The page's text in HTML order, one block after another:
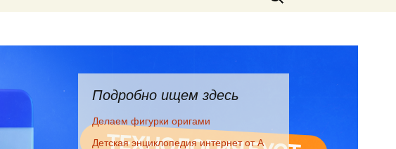
Подробно ищем здесь
Делаем фигурки оригами
Детская энциклопедия интернет от А